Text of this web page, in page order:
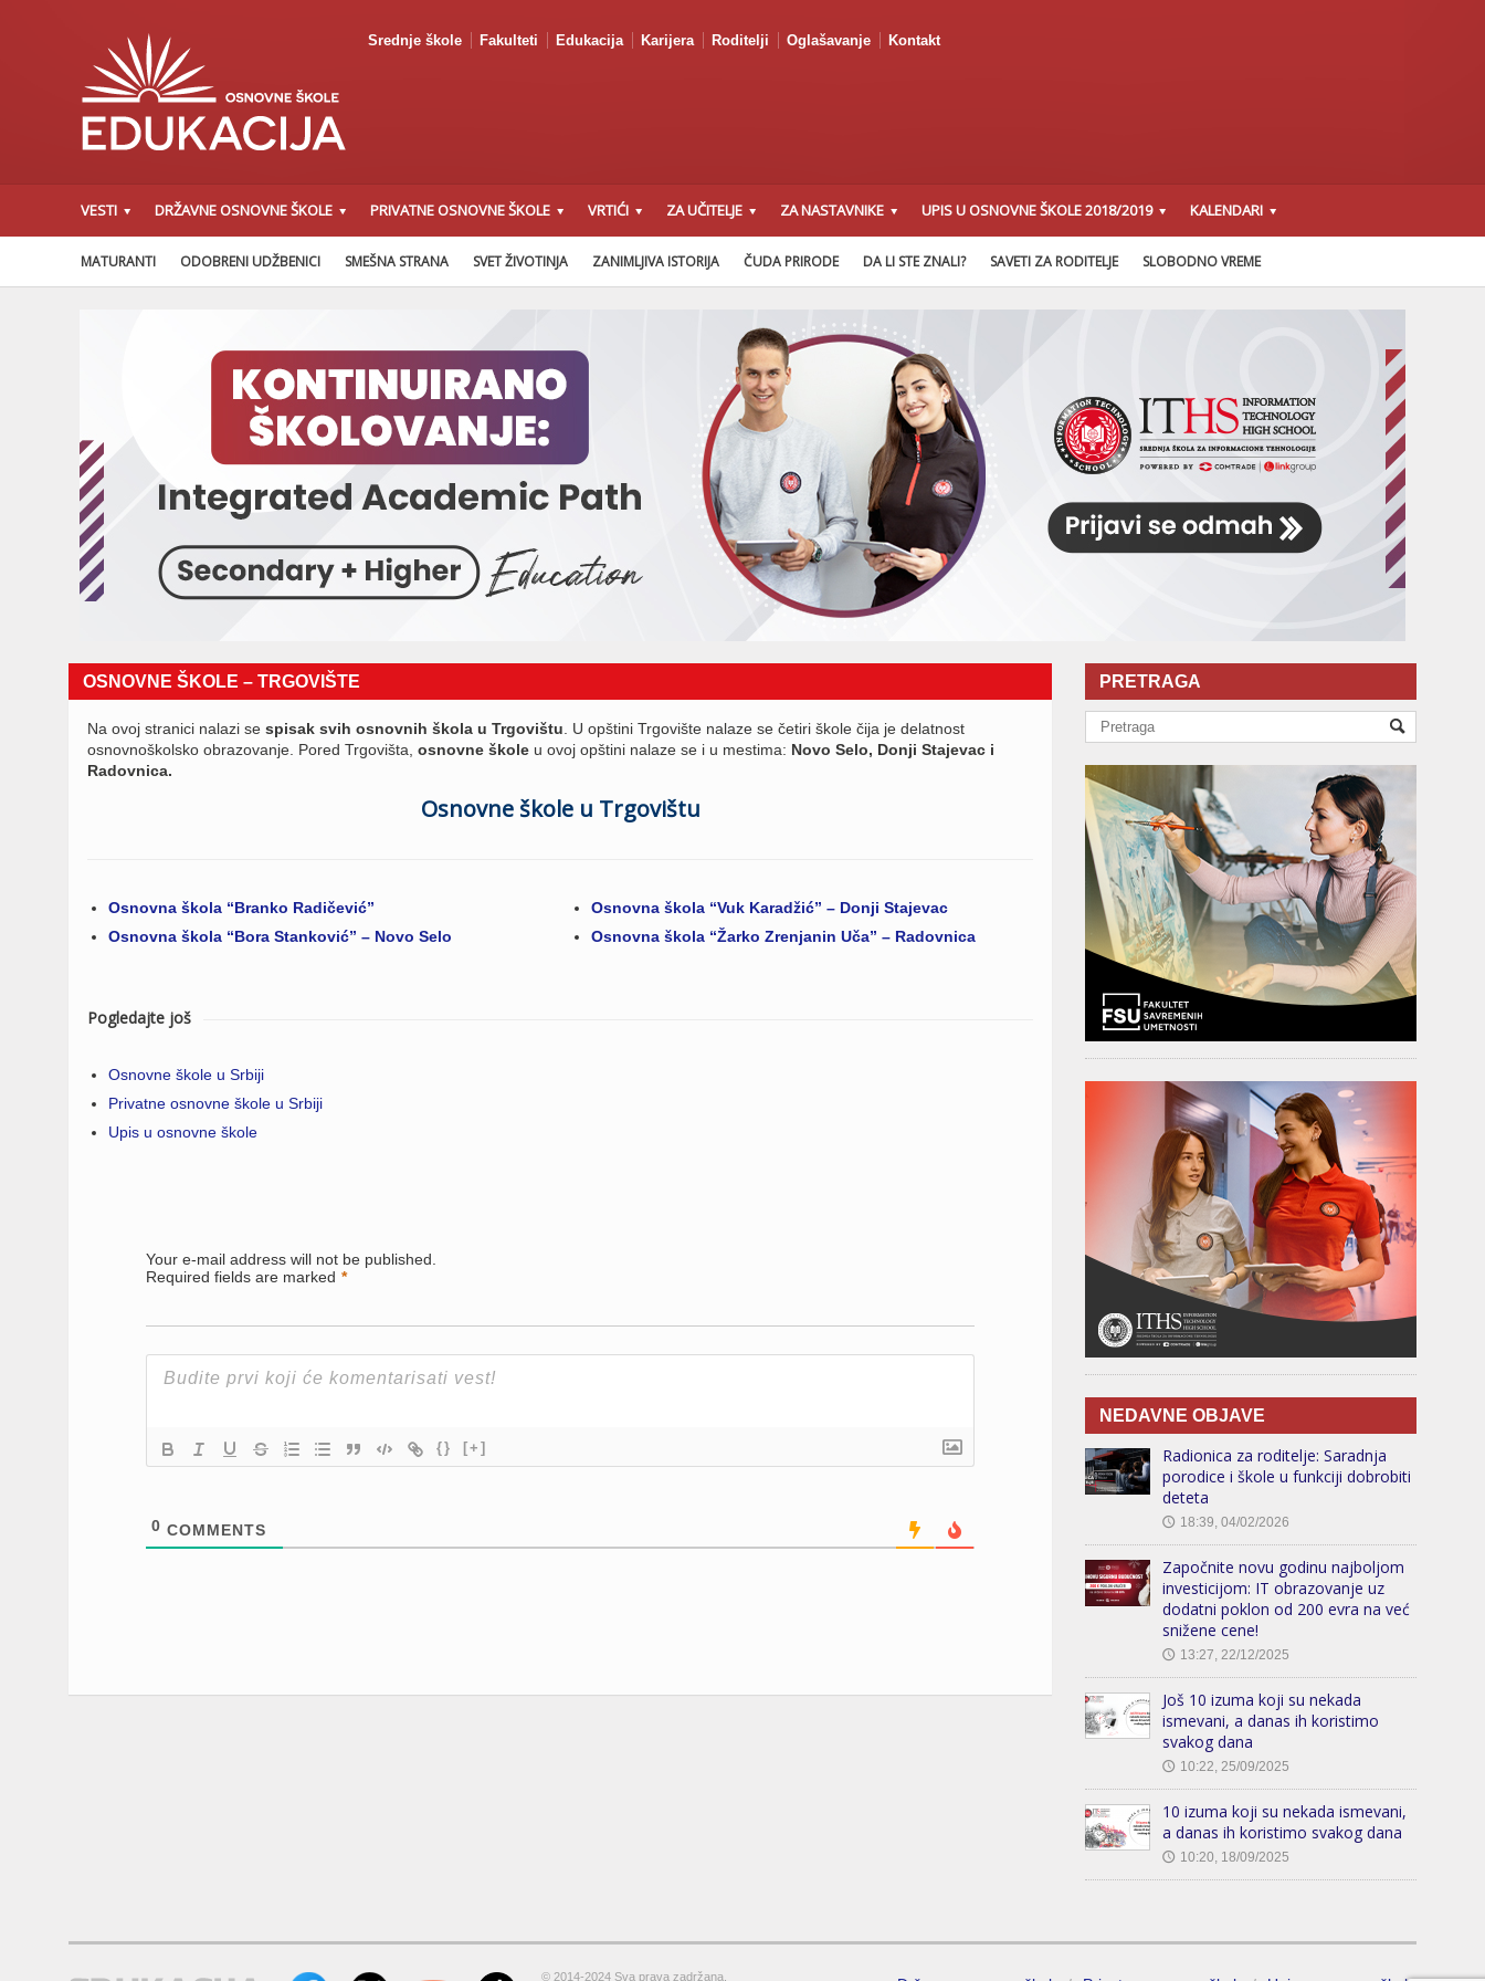
Srednje škole Fakulteti Edukacija Karijera Roditelji Oglašavanje Kontakt
VESTI DRŽAVNE OSNOVNE ŠKOLE PRIVATNE OSNOVNE ŠKOLE VRTIĆI ZA UČITELJE ZA NASTAVNIKE UPIS U OSNOVNE ŠKOLE 2018/2019 KALENDARI
MATURANTI ODOBRENI UDŽBENICI SMEŠNA STRANA SVET ŽIVOTINJA ZANIMLJIVA ISTORIJA ČUDA PRIRODE DA LI STE ZNALI? SAVETI ZA RODITELJE SLOBODNO VREME
OSNOVNE ŠKOLE – TRGOVIŠTE
Na ovoj stranici nalazi se spisak svih osnovnih škola u Trgovištu . U opštini Trgovište nalaze se četiri škole čija je delatnost
osnovnoškolsko obrazovanje. Pored Trgovišta, osnovne škole u ovoj opštini nalaze se i u mestima: Novo Selo, Donji Stajevac i
Radovnica.
Osnovne škole u Trgovištu
Osnovna škola “Branko Radičević”
Osnovna škola “Bora Stanković” – Novo Selo
Osnovna škola “Vuk Karadžić” – Donji Stajevac
Osnovna škola “Žarko Zrenjanin Uča” – Radovnica
Pogledajte još
Osnovne škole u Srbiji
Privatne osnovne škole u Srbiji
Upis u osnovne škole
Your e-mail address will not be published.
Required fields are marked *
{} [+]
0 COMMENTS
PRETRAGA
NEDAVNE OBJAVE
Radionica za roditelje: Saradnja
porodice i škole u funkciji dobrobiti
deteta
🕔 18:39, 04/02/2026
Započnite novu godinu najboljom
investicijom: IT obrazovanje uz
dodatni poklon od 200 evra na već
snižene cene!
🕔 13:27, 22/12/2025
Još 10 izuma koji su nekada
ismevani, a danas ih koristimo
svakog dana
🕔 10:22, 25/09/2025
10 izuma koji su nekada ismevani,
a danas ih koristimo svakog dana
🕔 10:20, 18/09/2025
© 2014-2024 Sva prava zadržana.